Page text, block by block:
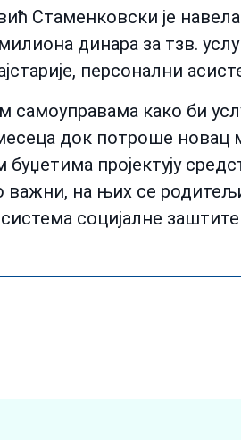
Стаменковски је навела
динара за тзв.
персонални
како би
док потроше новац
пројектују
важни, на њих се
социјалне